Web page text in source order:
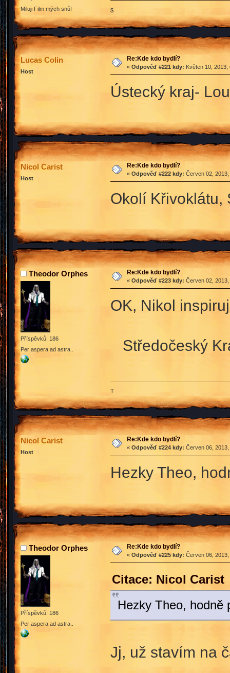
Miluji Film mých snů!
$
Lucas Colin
Host
Re:Kde kdo bydlí?
« Odpověď #221 kdy: Květen 10, 2013,
Ústecký kraj-
Nicol Carist
Host
Re:Kde kdo bydlí?
« Odpověď #222 kdy: Červen 02,
Okolí
Theodor Orphes
Příspěvků: 186
Per aspera ad astra..
Re:Kde kdo bydlí?
« Odpověď #223 kdy: Červen 02,
OK, Nikol
Středočeský
T
Nicol Carist
Host
Re:Kde kdo bydlí?
« Odpověď #224 kdy: Červen 06,
Hezky Theo,
Theodor Orphes
Příspěvků: 186
Per aspera ad astra..
Re:Kde kdo bydlí?
« Odpověď #225 kdy: Červen 06,
Citace: Nicol Carist
Hezky Theo, hodně
Jj, už stavím na